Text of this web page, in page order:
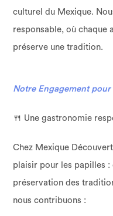
culturel du Mexique.
responsable, où chaque
préserve une tradition.
Notre Engagement
🍴 Une gastronomie
Chez Mexique
plaisir pour les papilles :
préservation des
nous contribuons :